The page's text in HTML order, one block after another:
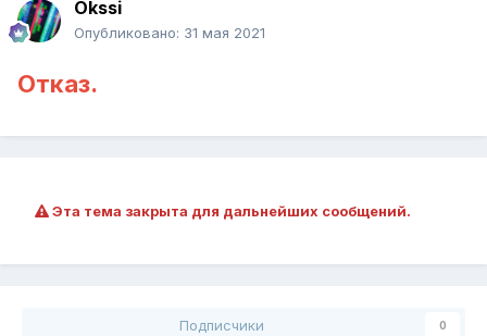
Okssi
Опубликовано: 31 мая 2021
Отказ.
Эта тема закрыта для дальнейших сообщений.
Подписчики 0